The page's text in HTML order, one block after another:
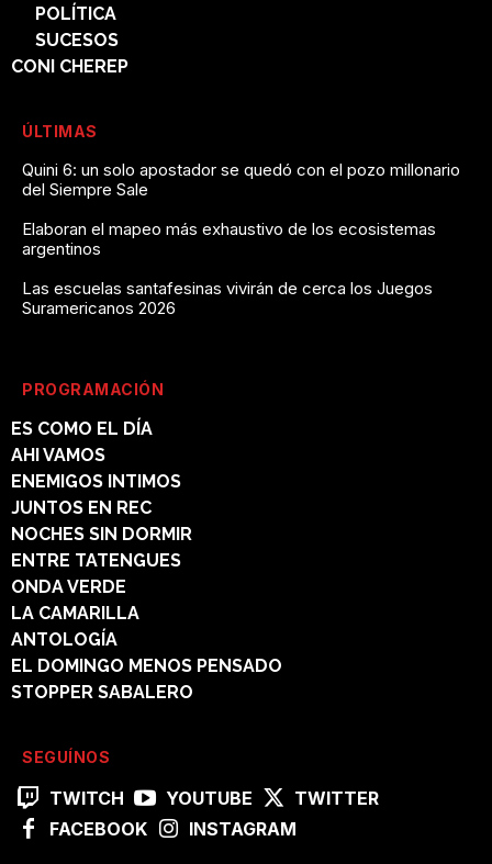
POLÍTICA
SUCESOS
CONI CHEREP
ÚLTIMAS
Quini 6: un solo apostador se quedó con el pozo millonario
del Siempre Sale
Elaboran el mapeo más exhaustivo de los ecosistemas
argentinos
Las escuelas santafesinas vivirán de cerca los Juegos
Suramericanos 2026
PROGRAMACIÓN
ES COMO EL DÍA
AHI VAMOS
ENEMIGOS INTIMOS
JUNTOS EN REC
NOCHES SIN DORMIR
ENTRE TATENGUES
ONDA VERDE
LA CAMARILLA
ANTOLOGÍA
EL DOMINGO MENOS PENSADO
STOPPER SABALERO
SEGUÍNOS
TWITCH YOUTUBE
TWITTER
FACEBOOK
INSTAGRAM